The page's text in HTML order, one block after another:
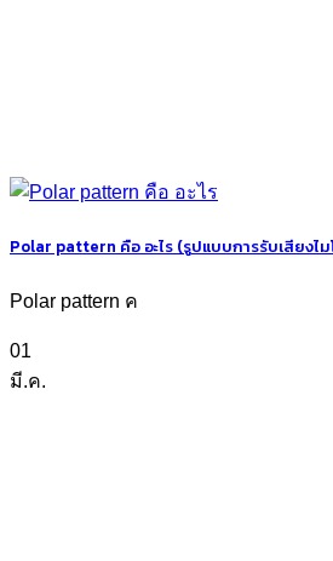
Polar pattern คือ อะไร (รูปแบบการรับเสียงไม
Polar pattern ค
01
มี.ค.